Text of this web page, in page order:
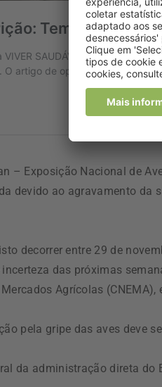
– Exposição Nacional de
devido ao agravamento da
decorrer entre 29 de
das próximas
Agrícolas (CNEMA),
pela gripe das aves deve
da administração direta